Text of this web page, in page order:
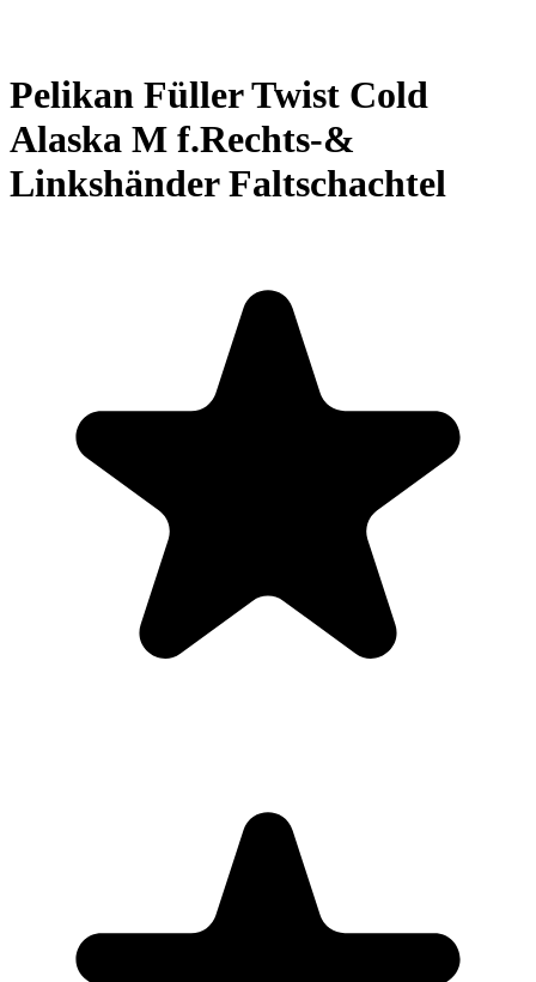
Pelikan Füller Twist Cold
Alaska M f.Rechts-&
Linkshänder Faltschachtel